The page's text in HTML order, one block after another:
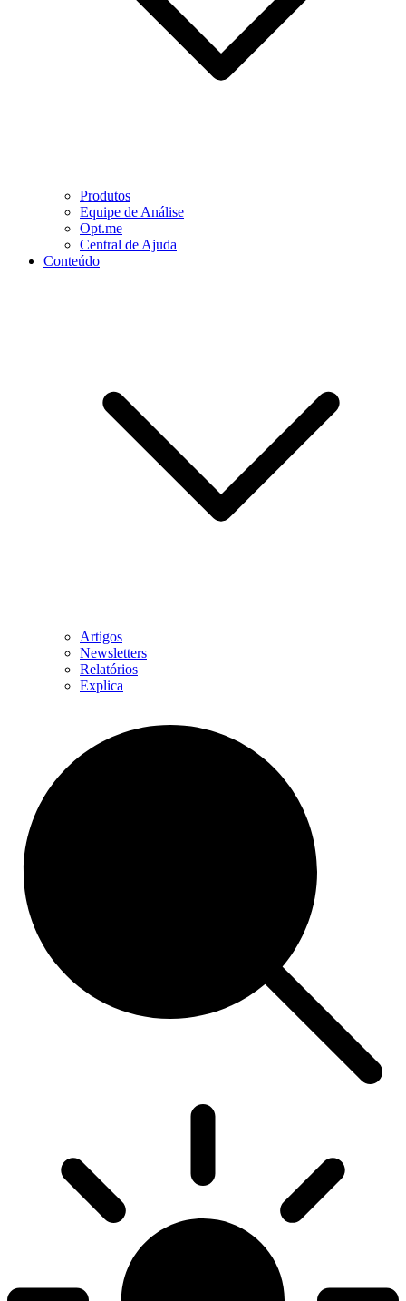
Produtos
Equipe de Análise
Opt.me
Central de Ajuda
Conteúdo
Artigos
Newsletters
Relatórios
Explica